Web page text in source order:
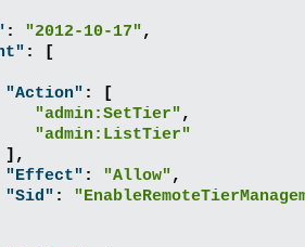
: "2012-10-17",
:
[
"Action" :
[
"admin:SetTier",
"admin:ListTier"
],
"Effect" : "Allow",
"Sid" :